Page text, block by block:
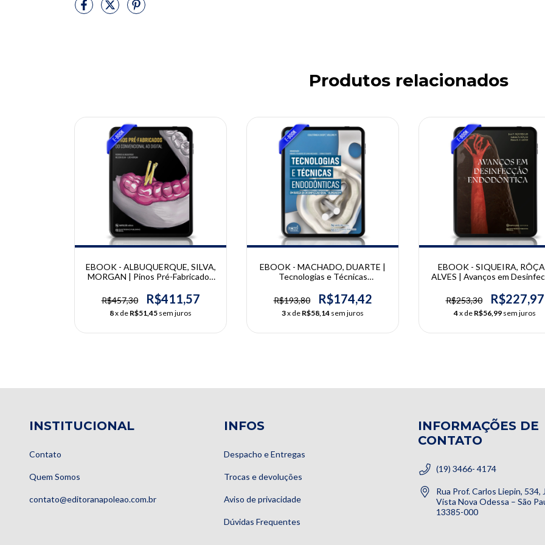
Produtos relacionados
EBOOK - ALBUQUERQUE, SILVA,
MORGAN | Pinos Pré-Fabricados
Rodrigo Albuquerque - Nelson
Silva - Luís Morgan
R$457,30 R$411,57
8x de R$51,45 sem juros
EBOOK - MACHADO, DUARTE |
Tecnologias e Técnicas
Maniel Eduardo de Lima Machado
R$193,80 R$174,42
3x de R$58,14 sem juros
EBOOK - SIQUEIRA,
ALVES | Avanços em
Isabela N. Rôças, Flávio R. F.
R$253,30 R$227,97
4x de R$56,99 sem juros
INSTITUCIONAL
Contato
Quem Somos
contato@editoranapoleao.com.br
INFOS
Despacho e Entregas
Trocas e devoluções
Aviso de privacidade
Dúvidas Frequentes
INFORMAÇÕES DE
CONTATO
(19) 3466- 4174
Rua Prof. Carlos Liepin, 534,
Vista Nova Odessa – São
13385-000